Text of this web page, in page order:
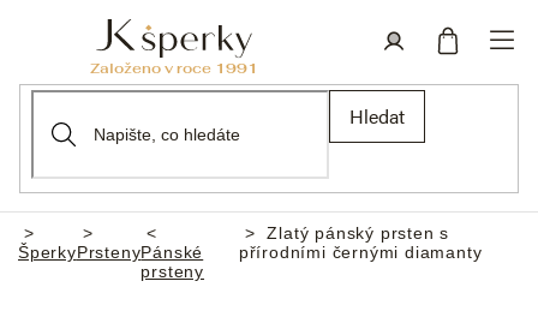
Hledat
Domů
ŠperkyPrstenyPánské
prsteny
Zlatý pánský prsten s
přírodními černými diamanty